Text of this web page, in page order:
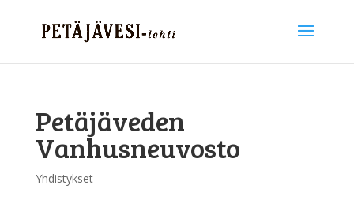
Petäjäveden
Vanhusneuvosto
Yhdistykset